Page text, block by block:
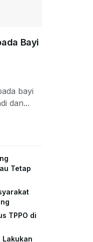
Bayi
bayi
dan...
Tetap
TPPO di
Lakukan